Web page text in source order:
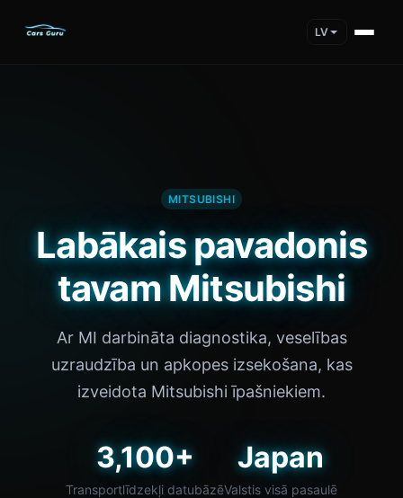
LV
MITSUBISHI
Labākais pavadonis
tavam Mitsubishi
Ar MI darbināta diagnostika, veselības
uzraudzība un apkopes izsekošana, kas
izveidota Mitsubishi īpašniekiem.
3,100+
Transportlīdzekļi datubāzē
Japan
Valstis visā pasaulē